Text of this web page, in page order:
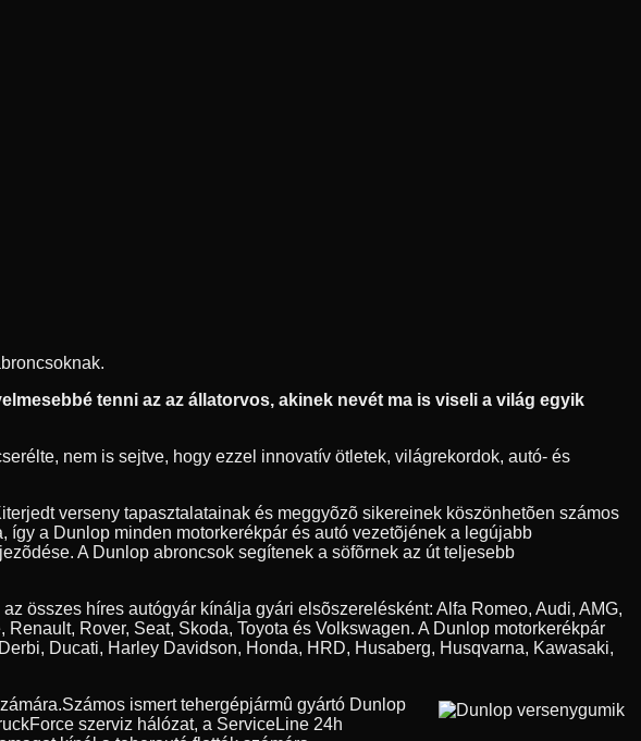
tenni az az állatorvos, akinek nevét ma is viseli a világ egyik
nem is sejtve, hogy ezzel innovatív ötletek, világrekordok, autó- és
verseny tapasztalatainak és meggyõzõ sikereinek köszönhetõen számos
a Dunlop minden motorkerékpár és autó vezetõjének a legújabb
A Dunlop abroncsok segítenek a söfõrnek az út teljesebb
összes híres autógyár kínálja gyári elsõszerelésként: Alfa Romeo, Audi, AMG,
Rover, Seat, Skoda, Toyota és Volkswagen. A Dunlop motorkerékpár
Ducati, Harley Davidson, Honda, HRD, Husaberg, Husqvarna, Kawasaki,
Számos ismert tehergépjármû gyártó Dunlop
szerviz hálózat, a ServiceLine 24h